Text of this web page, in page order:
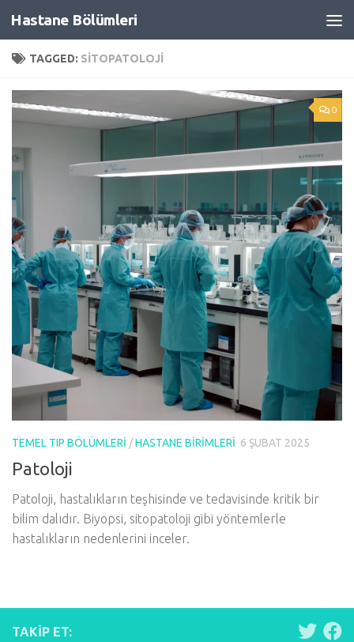
Skip to content
Hastane Bölümleri
TAGGED: SITOPATOLOJI
0
TEMEL TIP BÖLÜMLERI /HASTANE BIRIMLERI 6 ŞUBAT 2025
Patoloji
Patoloji, hastalıkların teşhisinde ve tedavisinde kritik bir
bilim dalıdır. Biyopsi, sitopatoloji gibi yöntemlerle
hastalıkların nedenlerini inceler.
TAKIP ET: